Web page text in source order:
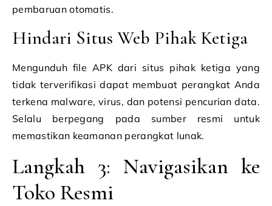
pembaruan otomatis.
Hindari Situs Web Pihak Ketiga
Mengunduh file APK dari situs pihak ketiga yang
tidak terverifikasi dapat membuat perangkat Anda
terkena malware, virus, dan potensi pencurian data.
Selalu berpegang pada sumber resmi untuk
memastikan keamanan perangkat lunak.
Langkah 3: Navigasikan ke
Toko Resmi